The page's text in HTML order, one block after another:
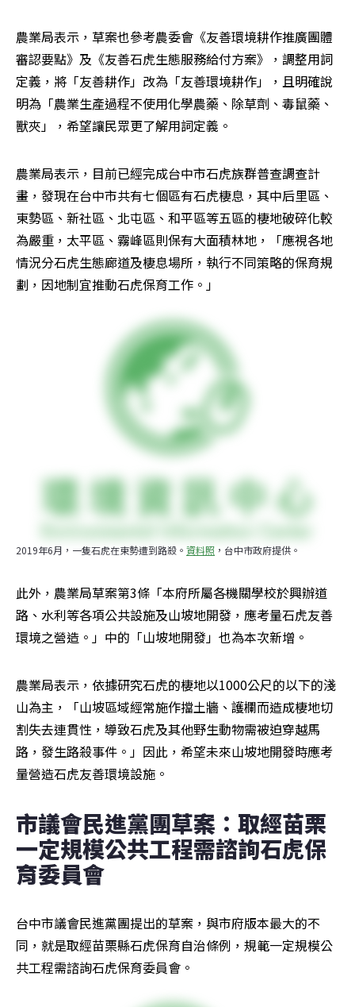
農業局表示，草案也參考農委會《友善環境耕作推廣團體
審認要點》及《友善石虎生態服務給付方案》，調整用詞
定義，將「友善耕作」改為「友善環境耕作」，且明確說
明為「農業生產過程不使用化學農藥、除草劑、毒鼠藥、
獸夾」，希望讓民眾更了解用詞定義。
農業局表示，目前已經完成台中市石虎族群普查調查計
畫，發現在台中市共有七個區有石虎棲息，其中后里區、
東勢區、新社區、北屯區、和平區等五區的棲地破碎化較
為嚴重，太平區、霧峰區則保有大面積林地，「應視各地
情況分石虎生態廊道及棲息場所，執行不同策略的保育規
劃，因地制宜推動石虎保育工作。」
2019年6月，一隻石虎在東勢遭到路殺。 資料照 ，台中市政府提供。
此外，農業局草案第3條「本府所屬各機關學校於興辦道
路、水利等各項公共設施及山坡地開發，應考量石虎友善
環境之營造。」中的「山坡地開發」也為本次新增。
農業局表示，依據研究石虎的棲地以1000公尺的以下的淺
山為主，「山坡區域經常施作擋土牆、護欄而造成棲地切
割失去連貫性，導致石虎及其他野生動物需被迫穿越馬
路，發生路殺事件。」因此，希望未來山坡地開發時應考
量營造石虎友善環境設施。
市議會民進黨團草案：取經苗栗
一定規模公共工程需諮詢石虎保
育委員會
台中市議會民進黨團提出的草案，與市府版本最大的不
同，就是取經苗栗縣石虎保育自治條例，規範一定規模公
共工程需諮詢石虎保育委員會。